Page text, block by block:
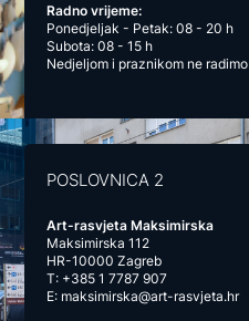
Radno vrijeme:
Ponedjeljak - Petak: 08 - 20 h
Subota: 08 - 15 h
Nedjeljom i praznikom ne radimo
POSLOVNICA 2
Art-rasvjeta Maksimirska
Maksimirska 112
HR-10000 Zagreb
T: +385 1 7787 907
E: maksimirska@art-rasvjeta.hr